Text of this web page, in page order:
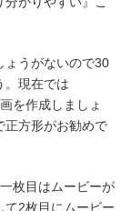
ょうがないので30
。現在では
を作成しましょ
正方形がお勧めで
枚目はムービーが
て2枚目にムービー